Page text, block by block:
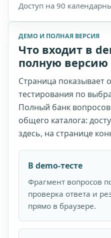
Доступ на 90
ДЕМО И ПОЛНАЯ ВЕРСИЯ
Что входит в
полную версию
Страница показывает
тестирования по
Полный банк вопросов
общего каталога:
здесь, на странице
В demo-тесте
Фрагмент вопросов
проверка ответа и
прямо в браузере.